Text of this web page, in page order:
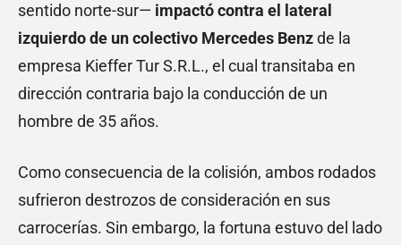
sentido norte-sur— impactó contra el lateral
izquierdo de un colectivo Mercedes Benzde la
empresa Kieffer Tur S.R.L., el cual transitaba en
dirección contraria bajo la conducción de un
hombre de 35 años.
Como consecuencia de la colisión, ambos rodados
sufrieron destrozos de consideración en sus
carrocerías. Sin embargo, la fortuna estuvo del lado